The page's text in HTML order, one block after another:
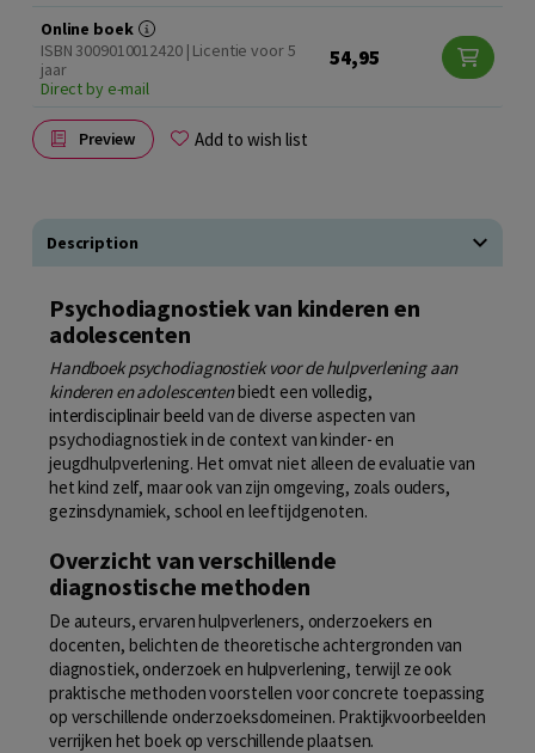
Online boek
ISBN 3009010012420 | Licentie voor 5
jaar
Direct by e-mail
54,95
Preview Add to wish list
Description
Psychodiagnostiek van kinderen en
adolescenten
Handboek psychodiagnostiek voor de hulpverlening aan
kinderen en adolescentenbiedt een volledig,
interdisciplinair beeld van de diverse aspecten van
psychodiagnostiek in de context van kinder- en
jeugdhulpverlening. Het omvat niet alleen de evaluatie van
het kind zelf, maar ook van zijn omgeving, zoals ouders,
gezinsdynamiek, school en leeftijdgenoten.
Overzicht van verschillende
diagnostische methoden
De auteurs, ervaren hulpverleners, onderzoekers en
docenten, belichten de theoretische achtergronden van
diagnostiek, onderzoek en hulpverlening, terwijl ze ook
praktische methoden voorstellen voor concrete toepassing
op verschillende onderzoeksdomeinen. Praktijkvoorbeelden
verrijken het boek op verschillende plaatsen.